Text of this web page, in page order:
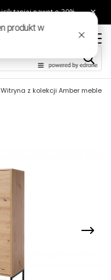
Witryna z kolekcji Amber meble